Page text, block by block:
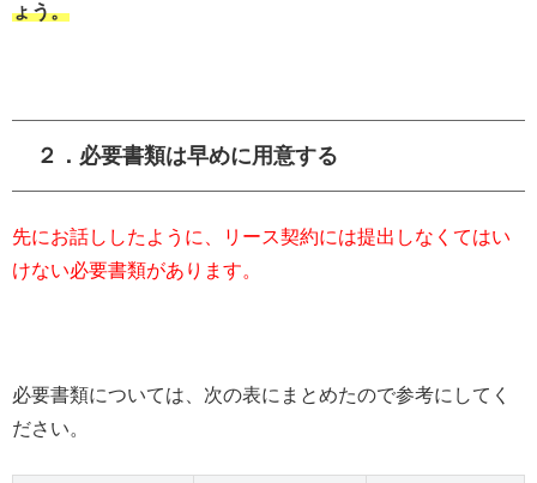
ょう。
２．必要書類は早めに用意する
先にお話ししたように、リース契約には提出しなくてはい
けない必要書類があります。
必要書類については、次の表にまとめたので参考にしてく
ださい。